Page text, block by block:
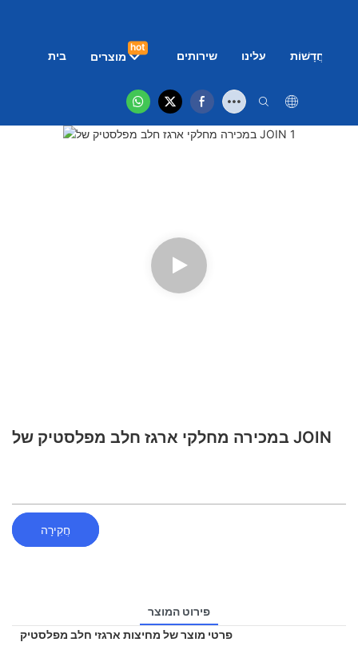
בית מוצרים
hot
שירותים עלינו חֲדָשׁוֹת
במכירה מחלקי ארגז חלב מפלסטיק של JOIN
חֲקִירָה
פירוט המוצר
פרטי מוצר של מחיצות ארגזי חלב מפלסטיק